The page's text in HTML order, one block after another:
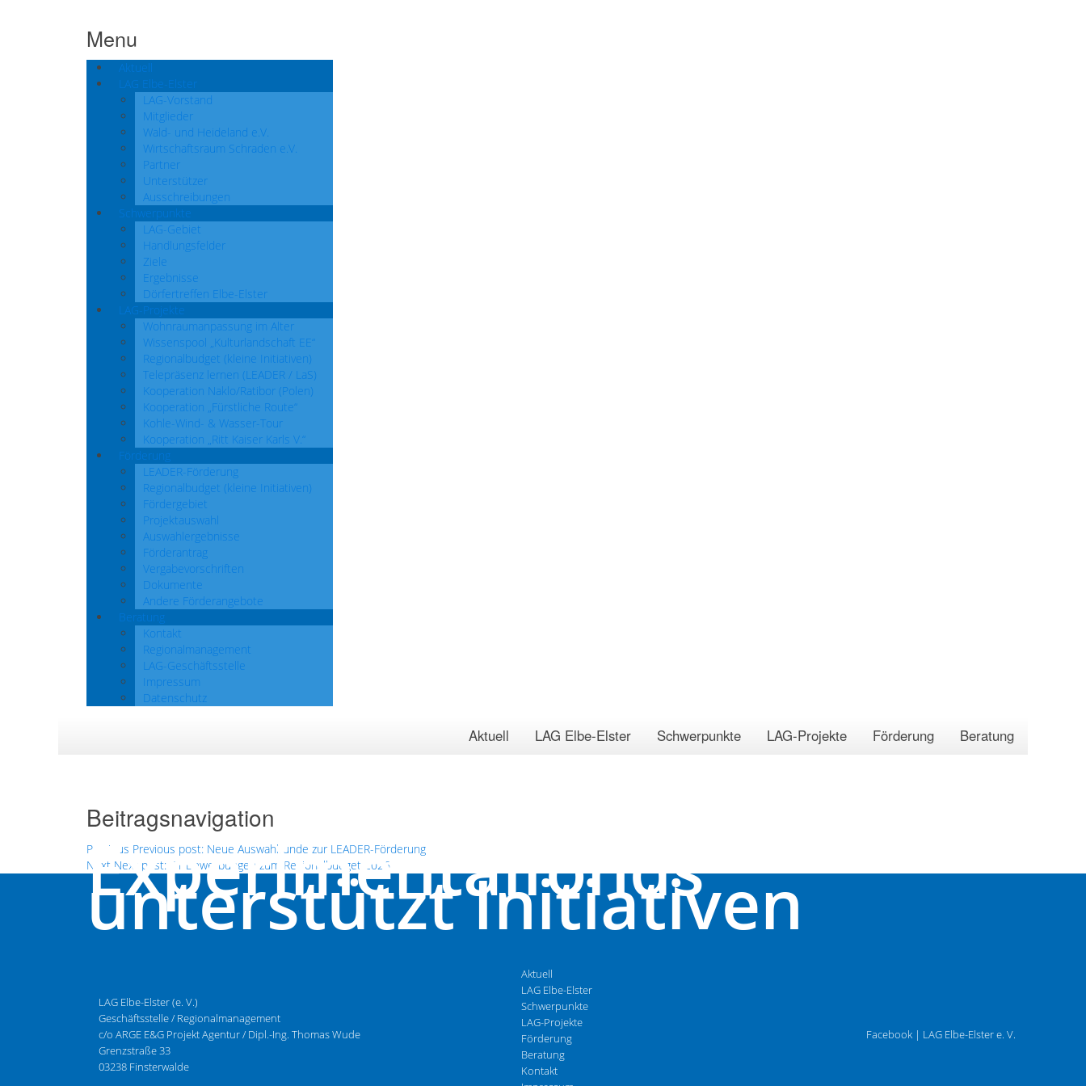
Menu
Aktuell
LAG Elbe-Elster
LAG-Vorstand
Mitglieder
Wald- und Heideland e.V.
Wirtschaftsraum Schraden e.V.
Partner
Unterstützer
Ausschreibungen
Schwerpunkte
LAG-Gebiet
Handlungsfelder
Ziele
Ergebnisse
Dörfertreffen Elbe-Elster
LAG-Projekte
Wohnraumanpassung im Alter
Wissenspool „Kulturlandschaft EE“
Regionalbudget (kleine Initiativen)
Telepräsenz lernen (LEADER / LaS)
Kooperation Naklo/Ratibor (Polen)
Kooperation „Fürstliche Route“
Kohle-Wind- & Wasser-Tour
Kooperation „Ritt Kaiser Karls V.“
Förderung
LEADER-Förderung
Regionalbudget (kleine Initiativen)
Fördergebiet
Projektauswahl
Auswahlergebnisse
Förderantrag
Vergabevorschriften
Dokumente
Andere Förderangebote
Beratung
Kontakt
Regionalmanagement
LAG-Geschäftsstelle
Impressum
Datenschutz
Aktuell LAG Elbe-Elster Schwerpunkte LAG-Projekte Förderung Beratung
Experimentalfonds
unterstützt Initiativen
Beitragsnavigation
Previous Previous post: Neue Auswahlrunde zur LEADER-Förderung
Next Next post: 61 Bewerbungen zum Regionalbudget 2026
LAG Elbe-Elster (e. V.)
Geschäftsstelle / Regionalmanagement
c/o ARGE E&G Projekt Agentur / Dipl.-Ing. Thomas Wude
Grenzstraße 33
03238 Finsterwalde
Aktuell
LAG Elbe-Elster
Schwerpunkte
LAG-Projekte
Förderung
Beratung
Kontakt
Facebook | LAG Elbe-Elster e. V.